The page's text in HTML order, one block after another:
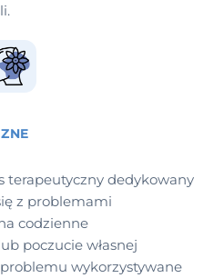
terapeutyczny dedykowany
z problemami
codzienne
poczucie własnej
wykorzystywane